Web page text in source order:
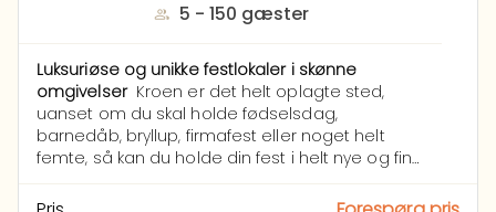
5 - 150 gæster
Luksuriøse og unikke festlokaler i skønne
omgivelser Kroen er det helt oplagte sted,
uanset om du skal holde fødselsdag,
barnedåb, bryllup, firmafest eller noget helt
femte, så kan du holde din fest i helt nye og fine
sætter vi alle elementer i spil for at sikre, at dit